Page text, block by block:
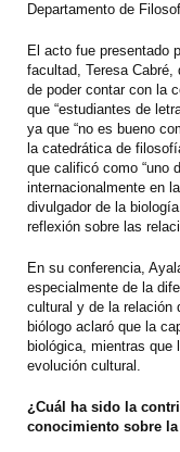
Departamento de
El acto fue presentado
facultad, Teresa Cabré,
de poder contar con la
que “estudiantes de
ya que “no es bueno
la catedrática de
que calificó como “uno
internacionalmente en
divulgador de la
reflexión sobre las
En su conferencia,
especialmente de la
cultural y de la relación
biólogo aclaró que la
biológica, mientras
evolución cultural.
¿Cuál ha sido la
conocimiento sobre